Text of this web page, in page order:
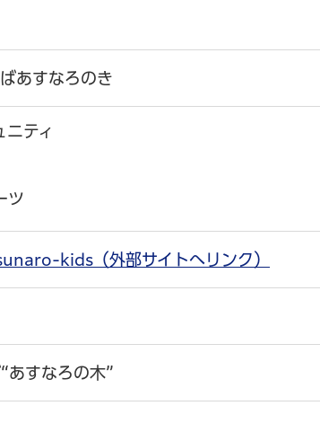
あすなろのき
ニティ
ツ
kids（外部サイトへリンク）
あすなろの木”